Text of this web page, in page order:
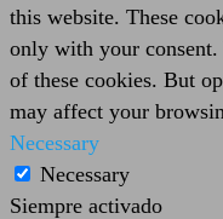
this website. These
only with your
of these cookies. But
may affect your
Necessary
Necessary
Siempre activado